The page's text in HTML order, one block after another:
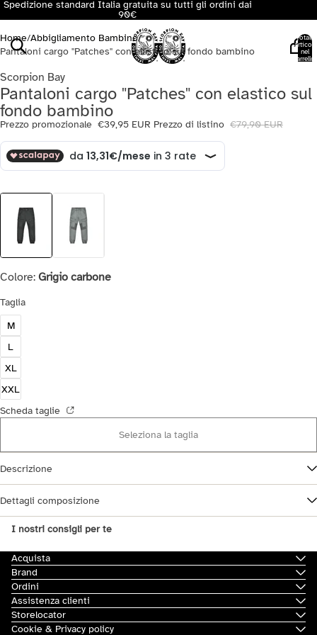
Spedizione standard Italia gratuita su tutti gli ordini dai
90€
Totale
articoli
nel
carrello:
Home/Abbigliamento Bambino/
Pantaloni cargo "Patches" con elastico sul fondo bambino
Scorpion Bay
Pantaloni cargo "Patches" con elastico sul
fondo bambino
Prezzo promozionale €39,95 EUR Prezzo di listino €79,90 EUR
Colore: Grigio carbone
Taglia
M
L
XL
XXL
Scheda taglie
Seleziona la taglia
Descrizione
Dettagli composizione
I nostri consigli per te
Acquista
Brand
Ordini
Assistenza clienti
Storelocator
Cookie & Privacy policy